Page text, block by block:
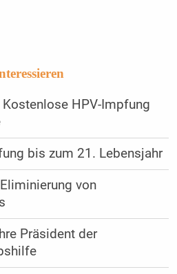
Kostenlose HPV-Impfung
bis zum 21. Lebensjahr
von
Präsident der